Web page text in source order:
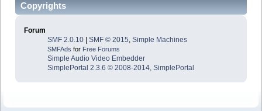
Copyrights
Forum
SMF 2.0.10| SMF © 2015 Simple Machines
SMFAds for Free Forums
Simple Audio Video Embedder
SimplePortal 2.3.6 © 2008-2014, SimplePortal